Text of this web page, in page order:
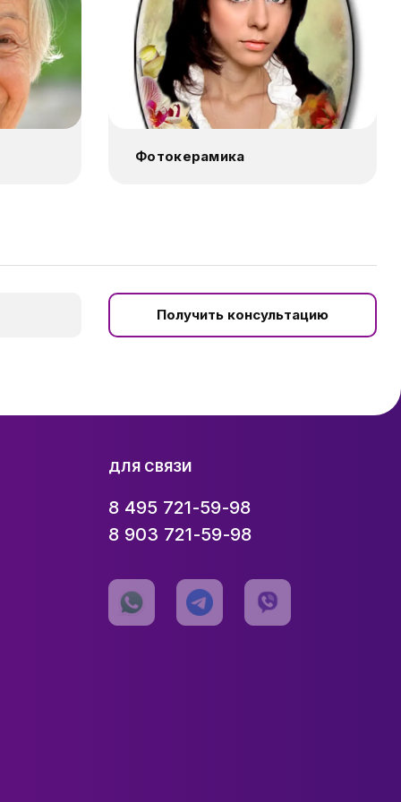
Фотокерамика
Получить консультацию
ДЛЯ СВЯЗИ
8 495 721-59-98
8 903 721-59-98